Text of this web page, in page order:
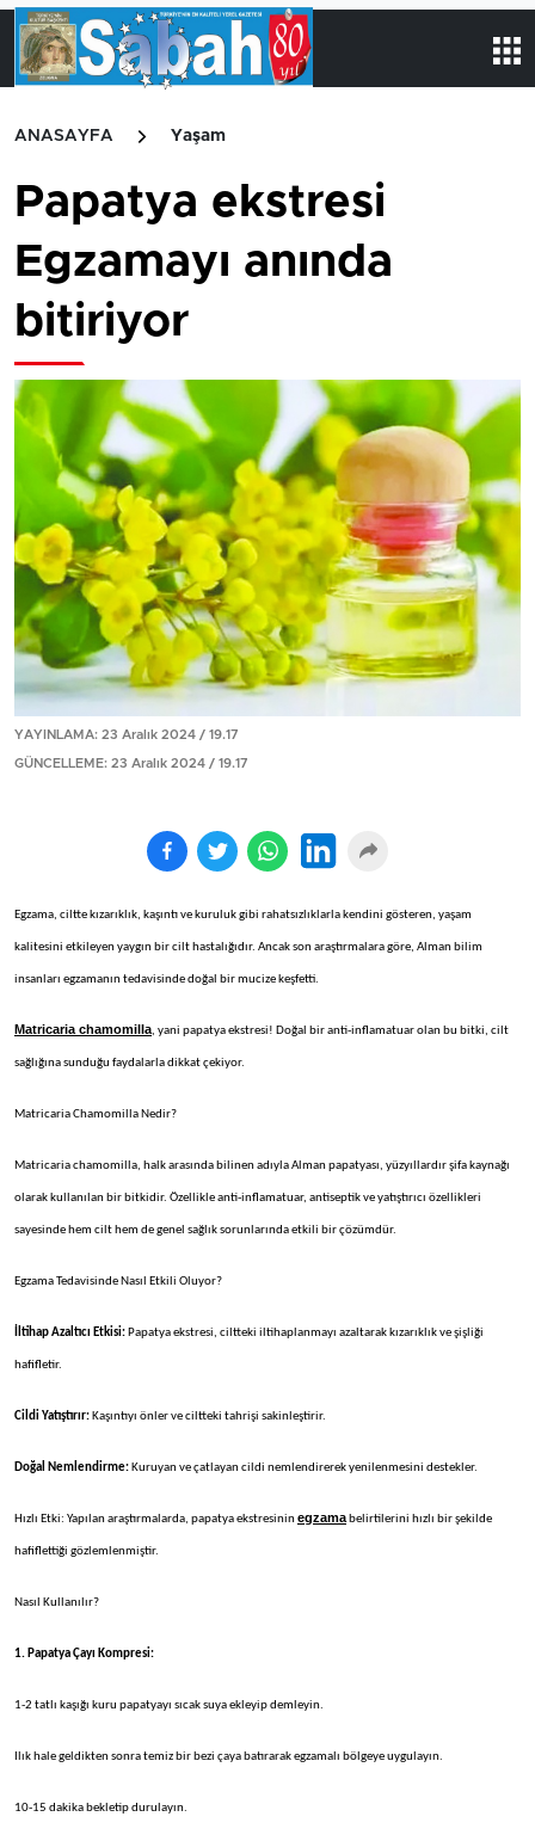
ANASAYFA Yaşam
Papatya ekstresi
Egzamayı anında
bitiriyor
YAYINLAMA: 23 Aralık 2024 / 19.17
GÜNCELLEME: 23 Aralık 2024 / 19.17
Egzama, ciltte kızarıklık, kaşıntı ve kuruluk gibi rahatsızlıklarla kendini gösteren, yaşam
kalitesini etkileyen yaygın bir cilt hastalığıdır. Ancak son araştırmalara göre, Alman bilim
insanları egzamanın tedavisinde doğal bir mucize keşfetti.
Matricaria chamomilla, yani papatya ekstresi! Doğal bir anti-inflamatuar olan bu bitki, cilt
sağlığına sunduğu faydalarla dikkat çekiyor.
Matricaria Chamomilla Nedir?
Matricaria chamomilla, halk arasında bilinen adıyla Alman papatyası, yüzyıllardır şifa kaynağı
olarak kullanılan bir bitkidir. Özellikle anti-inflamatuar, antiseptik ve yatıştırıcı özellikleri
sayesinde hem cilt hem de genel sağlık sorunlarında etkili bir çözümdür.
Egzama Tedavisinde Nasıl Etkili Oluyor?
İltihap Azaltıcı Etkisi: Papatya ekstresi, ciltteki iltihaplanmayı azaltarak kızarıklık ve şişliği
hafifletir.
Cildi Yatıştırır: Kaşıntıyı önler ve ciltteki tahrişi sakinleştirir.
Doğal Nemlendirme: Kuruyan ve çatlayan cildi nemlendirerek yenilenmesini destekler.
Hızlı Etki: Yapılan araştırmalarda, papatya ekstresininegzamabelirtilerini hızlı bir şekilde
hafiflettiği gözlemlenmiştir.
Nasıl Kullanılır?
1. Papatya Çayı Kompresi:
1-2 tatlı kaşığı kuru papatyayı sıcak suya ekleyip demleyin.
Ilık hale geldikten sonra temiz bir bezi çaya batırarak egzamalı bölgeye uygulayın.
10-15 dakika bekletip durulayın.